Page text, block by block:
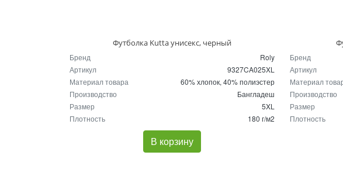
Футболка Kutta унисекс, черный
Бренд
Roly
Артикул
9327CA025XL
Материал товара
60% хлопок, 40% полиэстер
Производство
Бангладеш
Размер
5XL
Плотность
180 г/м2
В корзину
Бренд
Артикул
Материал
Производство
Размер
Плотность